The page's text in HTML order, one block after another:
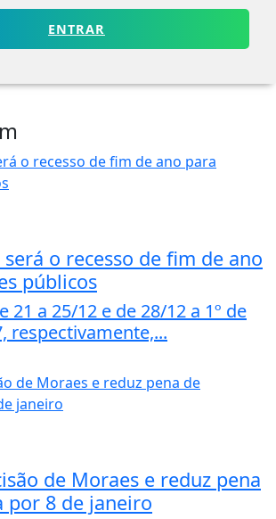
ENTRAR
o recesso de fim de ano
públicos
21 a 25/12 e de 28/12 a 1º de
respectivamente,...
de Moraes e reduz pena
por 8 de janeiro